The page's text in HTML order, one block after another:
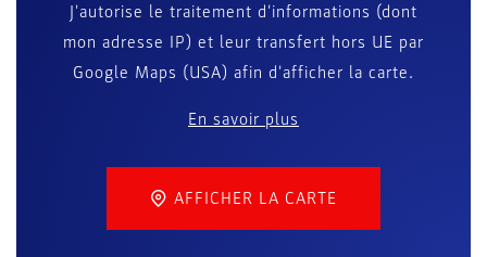
J'autorise le traitement d'informations (dont
mon adresse IP) et leur transfert hors UE par
Google Maps (USA) afin d'afficher la carte.
En savoir plus
AFFICHER LA CARTE